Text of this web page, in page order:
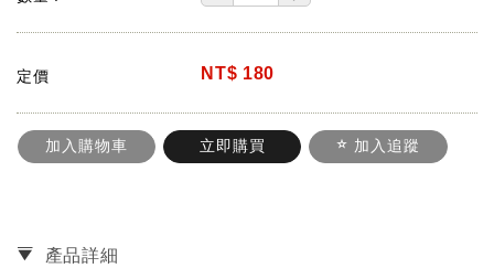
定價 NT$ 180
加入購物車 立即購買 加入追蹤
產品詳細